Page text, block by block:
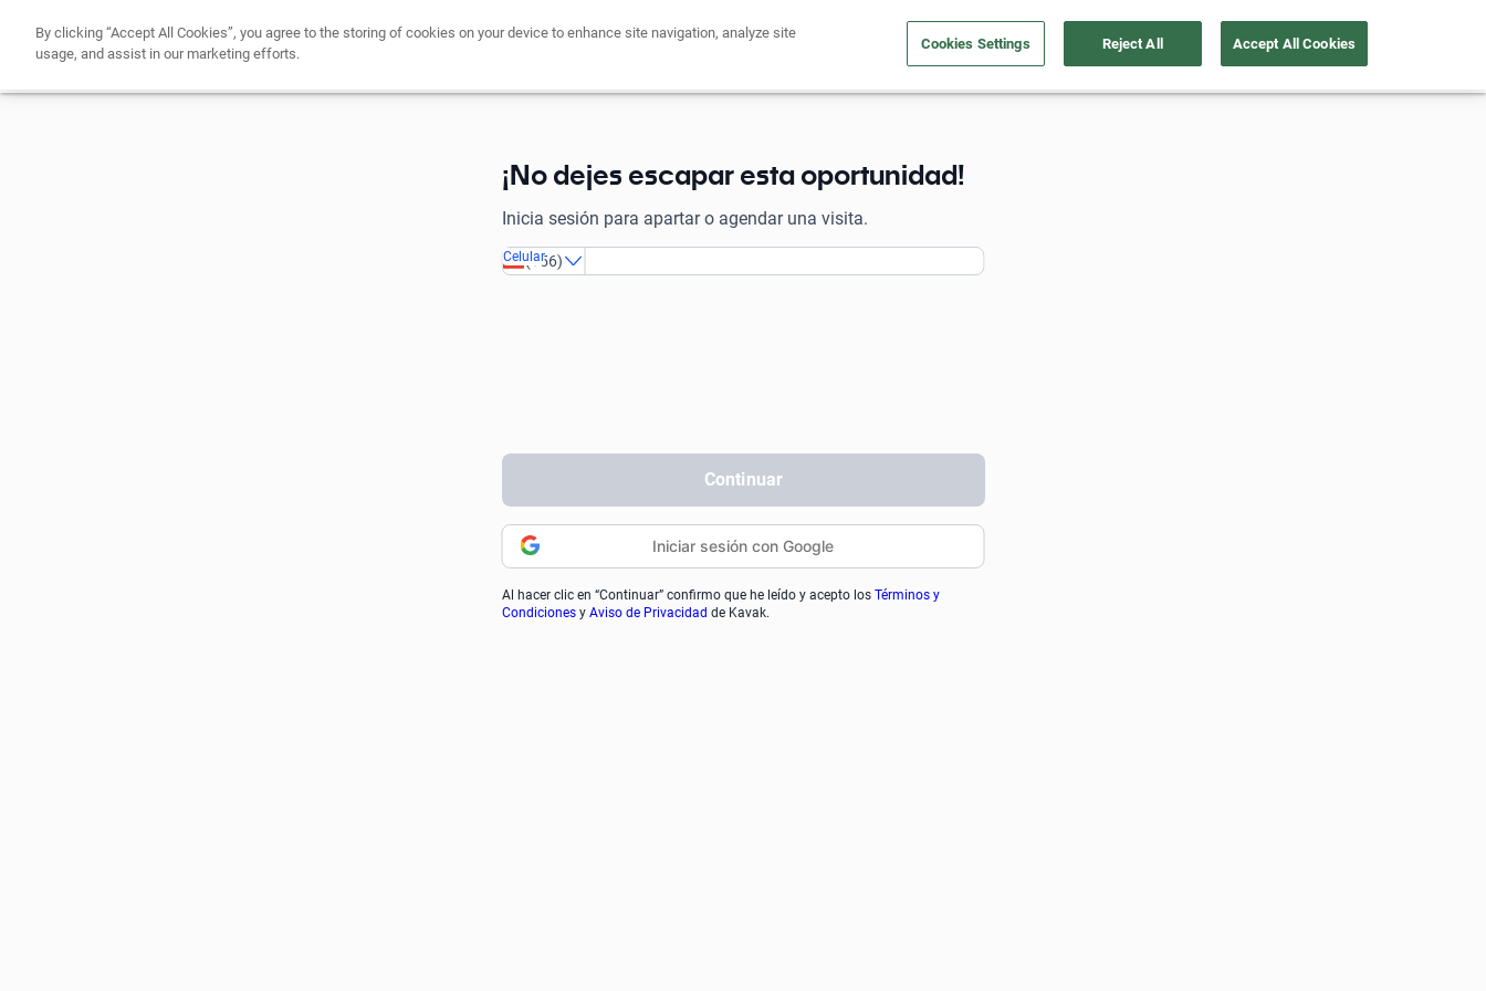
Financia tu auto Comprar un auto Vende tu auto Soy Empresa Nosotros
¡No dejes escapar esta oportunidad!
Inicia sesión para apartar o agendar una visita.
(+56)
Celular
Continuar
Iniciar sesión con Google
Al hacer clic en “Continuar” confirmo que he leído y acepto los Términos y
Condicionesy Aviso de Privacidad de Kavak.
By clicking “Accept All Cookies”, you agree to the storing of cookies on your device to enhance site navigation, analyze site
usage, and assist in our marketing efforts.
Cookies Settings Reject All Accept All Cookies